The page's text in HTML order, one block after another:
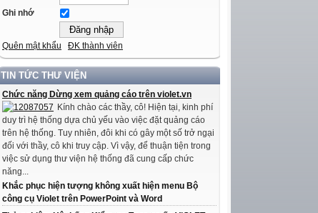
Ghi nhớ
Quên mật khẩu ĐK thành viên
TIN TỨC THƯ VIỆN
Chức năng Dừng xem quảng cáo trên violet.vn
Kính chào các thầy, cô! Hiện tại, kinh phí
duy trì hệ thống dựa chủ yếu vào việc đặt quảng cáo
trên hệ thống. Tuy nhiên, đôi khi có gây một số trở ngại
đối với thầy, cô khi truy cập. Vì vậy, để thuận tiện trong
việc sử dụng thư viện hệ thống đã cung cấp chức
năng...
Khắc phục hiện tượng không xuất hiện menu Bộ
công cụ Violet trên PowerPoint và Word